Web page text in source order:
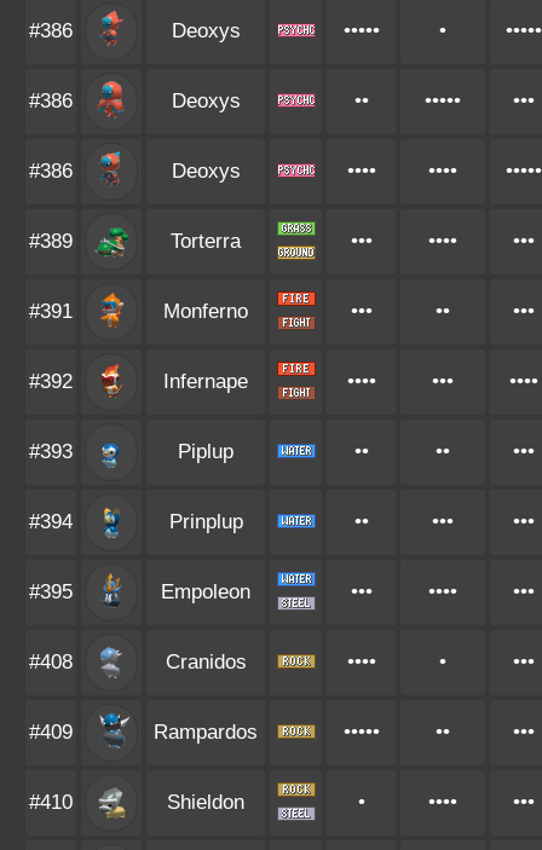
#386 Deoxys ••••• • •••••
#386 Deoxys •• ••••• •••
#386 Deoxys •••• •••• •••••
#389 Torterra ••• •••• •••
#391 Monferno ••• •• •••
#392 Infernape •••• ••• ••••
#393 Piplup •• •• •••
#394 Prinplup •• ••• •••
#395 Empoleon ••• •••• •••
#408 Cranidos •••• • •••
#409 Rampardos ••••• •• •••
#410 Shieldon • •••• •••